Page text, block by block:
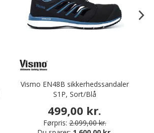
Vismo EN48B sikkerhedssandaler
S1P, Sort/Blå
499,00 kr.
Førpris: 2.099,00 kr.